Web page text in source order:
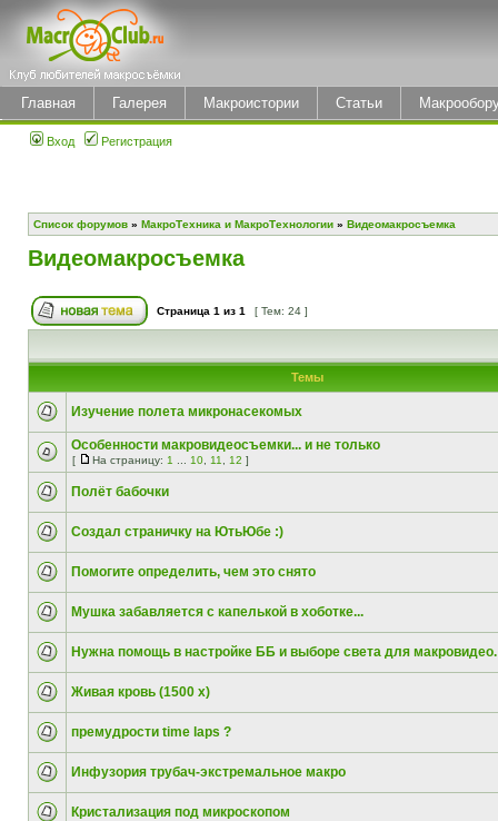
Главная Галерея Макроистории Статьи
Вход Регистрация
Список форумов » МакроТехника и МакроТехнологии » Видеомакросъемка
Видеомакросъемка
Страница 1 из 1 [ Тем: 24 ]
Темы
Изучение полета микронасекомых
Особенности макровидеосъемки... и не только
[ На страницу: 1 10 11 12 ]
Полёт бабочки
Создал страничку на ЮтьЮбе :)
Помогите определить, чем это снято
Мушка забавляется с капелькой в хоботке...
Нужна помощь в настройке ББ и выборе света для макровидео.
Живая кровь (1500 x)
премудрости time laps ?
Инфузория трубач-экстремальное макро
Кристализация под микроскопом